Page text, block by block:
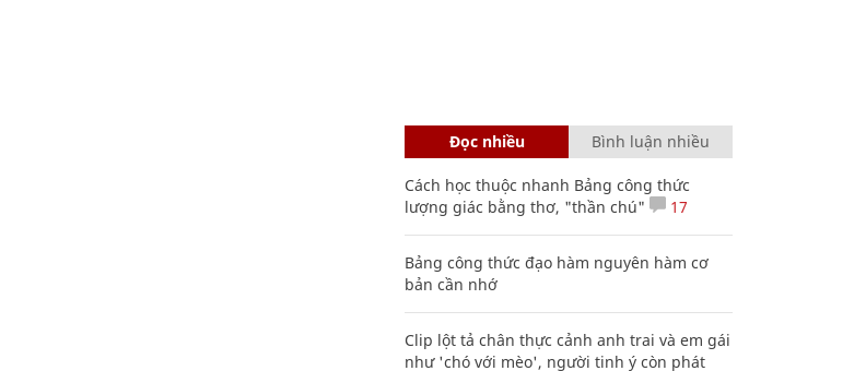
Đọc nhiều Bình luận nhiều
Cách học thuộc nhanh Bảng công thức
lượng giác bằng thơ, "thần chú"
17
Bảng công thức đạo hàm nguyên hàm cơ
bản cần nhớ
Clip lột tả chân thực cảnh anh trai và em gái
như 'chó với mèo', người tinh ý còn phát